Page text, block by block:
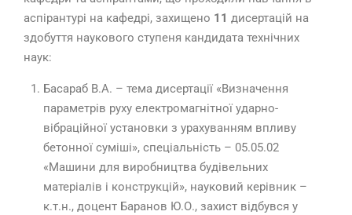
аспірантурі на кафедрі, захищено 11 дисертацій на
здобуття наукового ступеня кандидата технічних
наук:
Басараб В.А. – тема дисертації «Визначення
параметрів руху електромагнітної ударно-
вібраційної установки з урахуванням впливу
бетонної суміші», спеціальність – 05.05.02
«Машини для виробництва будівельних
матеріалів і конструкцій», науковий керівник –
к.т.н., доцент Баранов Ю.О., захист відбувся у